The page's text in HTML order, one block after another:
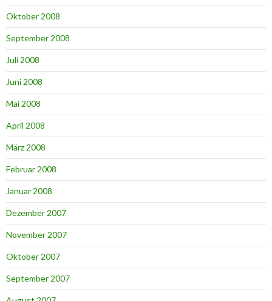
Oktober 2008
September 2008
Juli 2008
Juni 2008
Mai 2008
April 2008
März 2008
Februar 2008
Januar 2008
Dezember 2007
November 2007
Oktober 2007
September 2007